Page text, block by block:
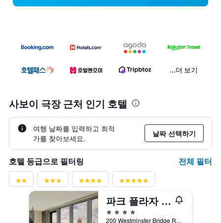
...더 보기
사보이 극장 근처 인기 호텔
여행 날짜를 입력하고 최적
가를 찾아보세요.
날짜 선택하기
호텔 등급으로 필터링 전체 필터
파크 플라자 런던 웨스트민스터 브리지
4성급
200 Westminster Bridge Road, 런던, 영국